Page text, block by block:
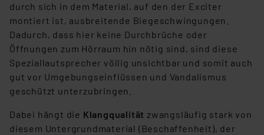
durch sich in dem Material, auf den der Exciter
montiert ist, ausbreitende Biegeschwingungen.
Dadurch, dass hier keine Durchbrüche oder
Öffnungen zum Hörraum hin nötig sind, sind diese
Speziallautsprecher völlig unsichtbar und somit auch
gut vor Umgebungseinflüssen und Vandalismus
geschützt unterzubringen.
Dabei hängt die Klangqualität zwangsläufig stark von
diesem Untergrundmaterial (Beschaffenheit), der